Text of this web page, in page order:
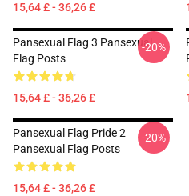
15,64 £ - 36,26 £
Pansexual Flag 3 Pansexual
Flag Posts
15,64 £ - 36,26 £
-20%
Pansexual Flag Pride 2
Pansexual Flag Posts
15,64 £ - 36,26 £
-20%